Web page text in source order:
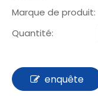
Marque de produit:
Quantité:
enquête